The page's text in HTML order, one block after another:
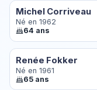
Michel Corriveau
Né en 1962
64 ans
Renée Fokker
Né en 1961
65 ans